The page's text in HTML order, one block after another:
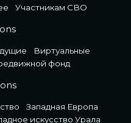
Участникам СВО
Виртуальные
фонд
Западная Европа
искусство Урала